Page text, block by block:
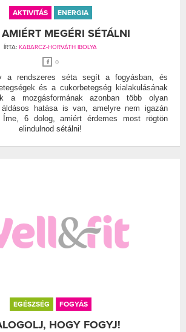
AKTIVITÁS ENERGIA
MEGÉRI SÉTÁLNI
ÍRTA: KABARCZ-HORVÁTH IBOLYA
0
a rendszeres séta segít a fogyásban, és
és a cukorbetegség kialakulásának
a mozgásformának azonban több olyan
áldásos hatása is van, amelyre nem igazán
Íme, 6 dolog, amiért érdemes most rögtön
elindulnod sétálni!
EGÉSZSÉG FOGYÁS
HOGY FOGYJ!